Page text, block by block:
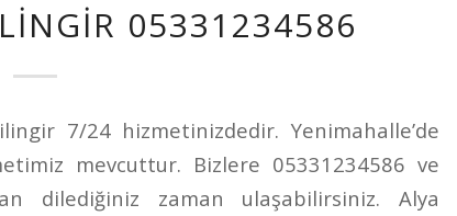
05331234586
7/24 hizmetinizdedir. Yenimahalle’de
mevcuttur. Bizlere 05331234586 ve
dilediğiniz zaman ulaşabilirsiniz. Alya